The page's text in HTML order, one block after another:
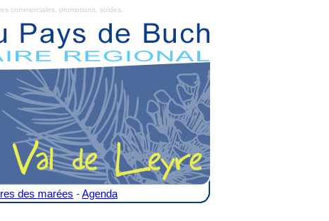
commerciales, promotions, soldes.
des marées -Agenda